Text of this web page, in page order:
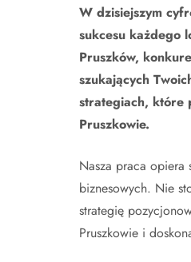
W dzisiejszym
sukcesu każdego
Pruszków,
szukających
strategiach, które
Pruszkowie.
Nasza praca opiera
biznesowych. Nie
strategię
Pruszkowie i